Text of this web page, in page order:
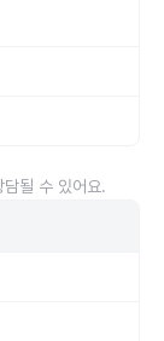
담될 수 있어요.